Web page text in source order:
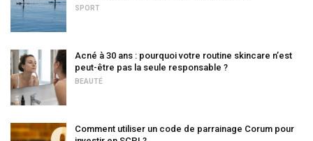
SPORT
Acné à 30 ans : pourquoi votre routine skincare n’est
peut-être pas la seule responsable ?
BEAUTÉ
Comment utiliser un code de parrainage Corum pour